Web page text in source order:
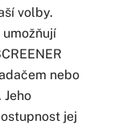
volby.
nebo
jej